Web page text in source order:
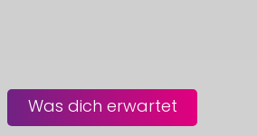
Was dich erwartet